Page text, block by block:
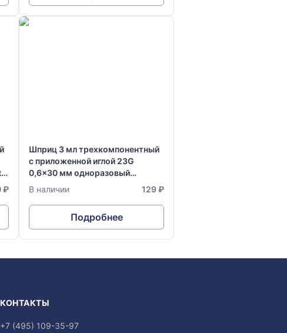
₽
Шприц 3 мл трехкомпонентный
с приложенной иглой 23G
0,6x30 мм одноразовый
стерильный Vogt Medical
В наличии 129 ₽
Подробнее
КОНТАКТЫ
+7 (495) 109-35-97